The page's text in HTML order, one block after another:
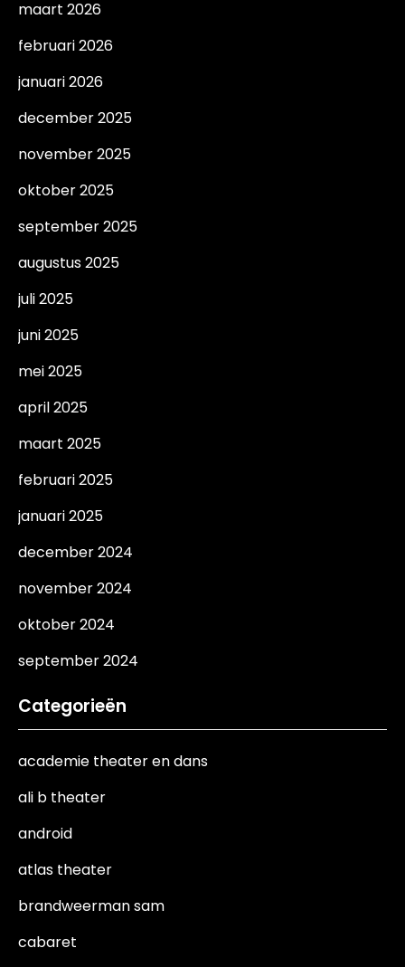
maart 2026
februari 2026
januari 2026
december 2025
november 2025
oktober 2025
september 2025
augustus 2025
juli 2025
juni 2025
mei 2025
april 2025
maart 2025
februari 2025
januari 2025
december 2024
november 2024
oktober 2024
september 2024
Categorieën
academie theater en dans
ali b theater
android
atlas theater
brandweerman sam
cabaret